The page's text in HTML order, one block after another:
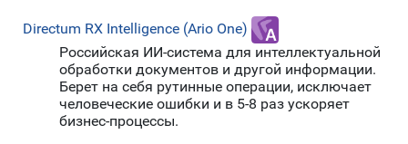
Directum RX Intelligence (Ario One)
Российская ИИ-система для интеллектуальной
обработки документов и другой информации.
Берет на себя рутинные операции, исключает
человеческие ошибки и в 5-8 раз ускоряет
бизнес-процессы.